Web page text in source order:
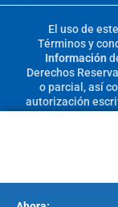
El uso de
Términos y
Información
Derechos
o parcial, así
autorización